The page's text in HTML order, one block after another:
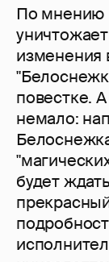
По мнению
изменения
повестке.
немало:
будет